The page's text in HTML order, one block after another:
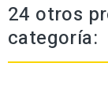
24 otros
categoría: